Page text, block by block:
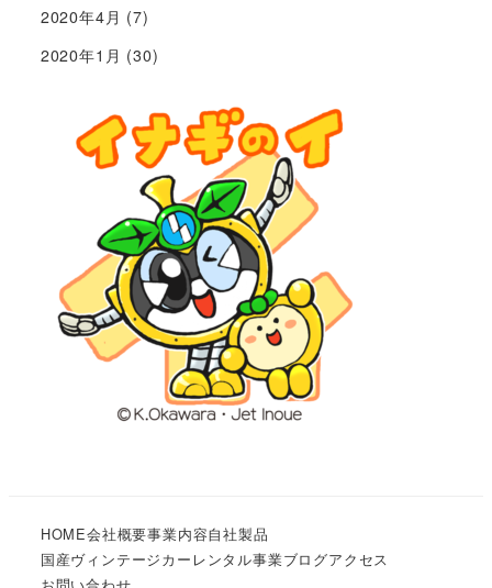
2020年4月 (7)
2020年1月 (30)
HOME会社概要事業内容自社製品
国産ヴィンテージカーレンタル事業ブログアクセス